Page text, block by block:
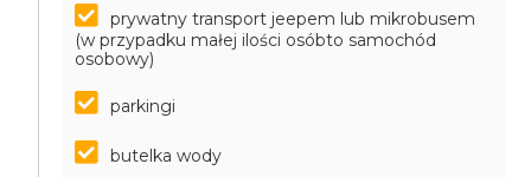
prywatny transport jeepem lub mikrobusem
(w przypadku małej ilości osóbto samochód
osobowy)
parkingi
butelka wody